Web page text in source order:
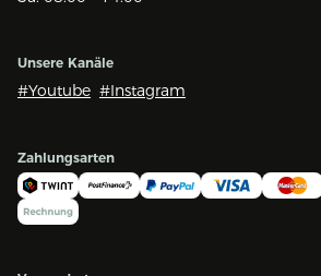
Unsere Kanäle
#Youtube #Instagram
Zahlungsarten